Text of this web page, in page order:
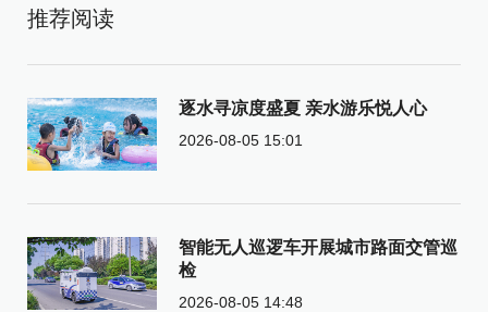
推荐阅读
逐水寻凉度盛夏 亲水游乐悦人心
2026-08-05 15:01
智能无人巡逻车开展城市路面交管巡
检
2026-08-05 14:48